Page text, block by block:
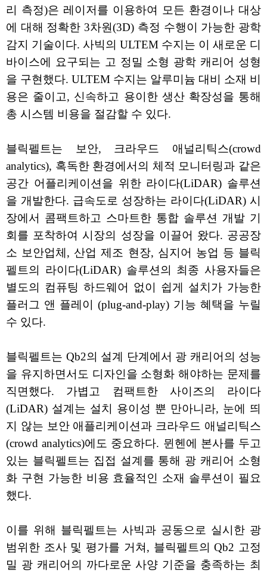
리 측정)은 레이저를 이용하여 모든 환경이나 대상
에 대해 정확한 3차원(3D) 측정 수행이 가능한 광학
감지 기술이다. 사빅의 ULTEM 수지는 이 새로운 디
바이스에 요구되는 고 정밀 소형 광학 캐리어 성형
을 구현했다. ULTEM 수지는 알루미늄 대비 소재 비
용은 줄이고, 신속하고 용이한 생산 확장성을 통해
총 시스템 비용을 절감할 수 있다.
블릭펠트는 보안, 크라우드 애널리틱스(crowd
analytics), 혹독한 환경에서의 체적 모니터링과 같은
공간 어플리케이션을 위한 라이다(LiDAR) 솔루션
을 개발한다. 급속도로 성장하는 라이다(LiDAR) 시
장에서 콤팩트하고 스마트한 통합 솔루션 개발 기
회를 포착하여 시장의 성장을 이끌어 왔다. 공공장
소 보안업체, 산업 제조 현장, 심지어 농업 등 블릭
펠트의 라이다(LiDAR) 솔루션의 최종 사용자들은
별도의 컴퓨팅 하드웨어 없이 쉽게 설치가 가능한
플러그 앤 플레이 (plug-and-play) 기능 혜택을 누릴
수 있다.
블릭펠트는 Qb2의 설계 단계에서 광 캐리어의 성능
을 유지하면서도 디자인을 소형화 해야하는 문제를
직면했다. 가볍고 컴팩트한 사이즈의 라이다
(LiDAR) 설계는 설치 용이성 뿐 만아니라, 눈에 띄
지 않는 보안 애플리케이션과 크라우드 애널리틱스
(crowd analytics)에도 중요하다. 뮌헨에 본사를 두고
있는 블릭펠트는 집접 설계를 통해 광 캐리어 소형
화 구현 가능한 비용 효율적인 소재 솔루션이 필요
했다.
이를 위해 블릭펠트는 사빅과 공동으로 실시한 광
범위한 조사 및 평가를 거쳐, 블릭펠트의 Qb2 고정
밀 광 캐리어의 까다로운 사양 기준을 충족하는 최